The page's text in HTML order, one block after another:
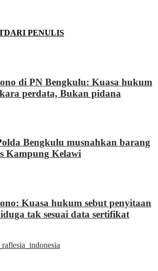
DARI PENULIS
di PN Bengkulu: Kuasa hukum
perdata, Bukan pidana
Bengkulu musnahkan barang
Kampung Kelawi
Kuasa hukum sebut penyitaan
tak sesuai data sertifikat